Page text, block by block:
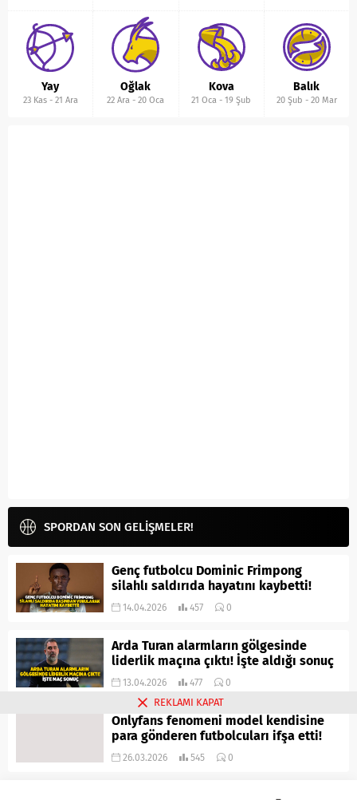
Yay
23 Kas- 21 Ara
Oğlak
22 Ara -20 Oca
Kova
21 Oca -19 Şub
Balık
20 Şub - 20 Mar
SPORDAN SON GELİŞMELER!
Genç futbolcu Dominic Frimpong
silahlı saldırıda hayatını kaybetti!
14.04.2026 457 0
Arda Turan alarmların gölgesinde
liderlik maçına çıktı! İşte aldığı sonuç
13.04.2026 477 0
Onlyfans fenomeni model kendisine
para gönderen futbolcuları ifşa etti!
26.03.2026 545 0
REKLAMI KAPAT